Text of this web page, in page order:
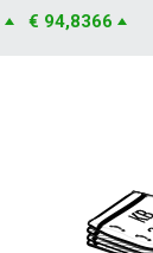
€ 94,8366